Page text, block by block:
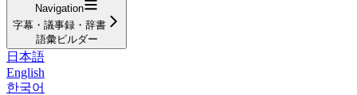
Navigation
字幕・議事録・辞書
語彙ビルダー
日本語
English
한국어